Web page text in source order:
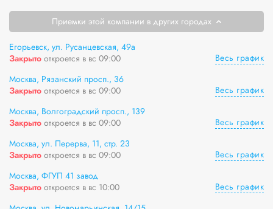
Приемки этой компании в других городах
Егорьевск, ул. Русанцевская, 49а
Закрыто откроется в вс 09:00
Весь график
Москва, Рязанский просп., 36
Закрыто откроется в вс 09:00
Весь график
Москва, Волгоградский просп., 139
Закрыто откроется в вс 09:00
Весь график
Москва, ул. Перерва, 11, стр. 23
Закрыто откроется в вс 09:00
Весь график
Москва, ФГУП 41 завод
Закрыто откроется в вс 10:00
Весь график